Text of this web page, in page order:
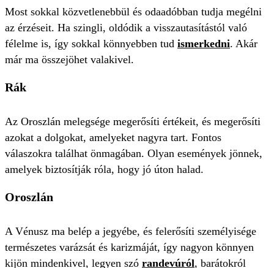
Most sokkal közvetlenebbül és odaadóbban tudja megélni
az érzéseit. Ha szingli, oldódik a visszautasítástól való
félelme is, így sokkal könnyebben tud ismerkedni. Akár
már ma összejöhet valakivel.
Rák
Az Oroszlán melegsége megerősíti értékeit, és megerősíti
azokat a dolgokat, amelyeket nagyra tart. Fontos
válaszokra találhat önmagában. Olyan események jönnek,
amelyek biztosítják róla, hogy jó úton halad.
Oroszlán
A Vénusz ma belép a jegyébe, és felerősíti személyisége
természetes varázsát és karizmáját, így nagyon könnyen
kijön mindenkivel, legyen szó randevúról, barátokról